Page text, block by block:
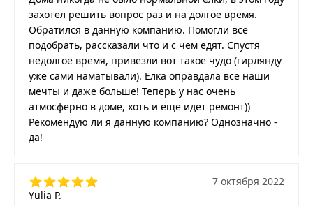
захотел решить вопрос раз и на долгое время.
Обратился в данную компанию. Помогли все
подобрать, рассказали что и с чем едят. Спустя
недолгое время, привезли вот такое чудо (гирлянду
уже сами наматывали). Ёлка оправдала все наши
мечты и даже больше! Теперь у нас очень
атмосферно в доме, хоть и еще идет ремонт))
Рекомендую ли я данную компанию? Однозначно -
да!
Yulia P.
7 октября 2022